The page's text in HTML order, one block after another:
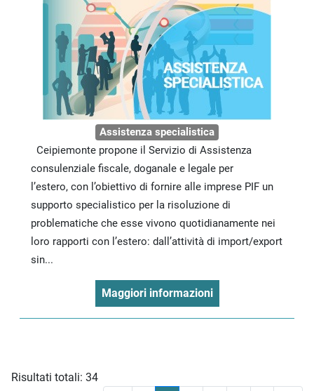
Assistenza specialistica
Ceipiemonte propone il Servizio di Assistenza
consulenziale fiscale, doganale e legale per
l’estero, con l’obiettivo di fornire alle imprese PIF un
supporto specialistico per la risoluzione di
problematiche che esse vivono quotidianamente nei
loro rapporti con l’estero: dall’attività di import/export
sin...
Maggiori informazioni
Risultati totali: 34